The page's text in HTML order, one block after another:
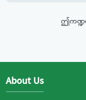
ဤကဏ္ဍတွ
About Us